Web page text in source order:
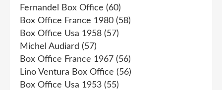
Fernandel Box Office (60)
Box Office France 1980 (58)
Box Office Usa 1958 (57)
Michel Audiard (57)
Box Office France 1967 (56)
Lino Ventura Box Office (56)
Box Office Usa 1953 (55)